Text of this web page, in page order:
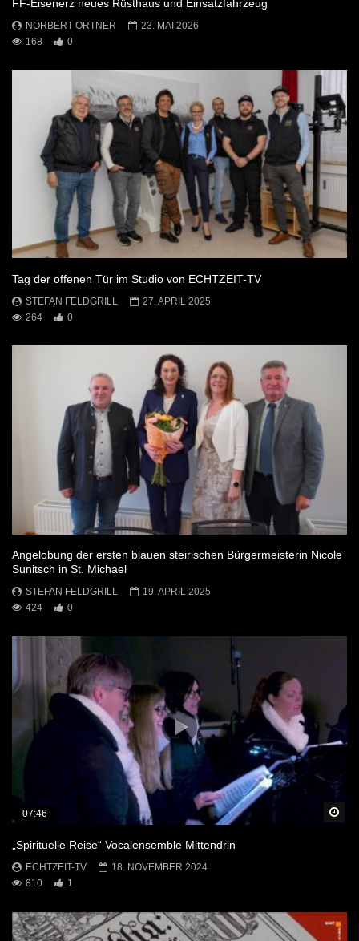
FF-Eisenerz neues Rüsthaus und Einsatzfahrzeug
NORBERT ORTNER
23. MAI 2026
168
0
Tag der offenen Tür im Studio von ECHTZEIT-TV
STEFAN FELDGRILL
27. APRIL 2025
264
0
Angelobung der ersten blauen steirischen Bürgermeisterin Nicole
Sunitsch in St. Michael
STEFAN FELDGRILL
19. APRIL 2025
424
0
07:46
„Spirituelle Reise“ Vocalensemble Mittendrin
ECHTZEIT-TV
18. NOVEMBER 2024
810
1